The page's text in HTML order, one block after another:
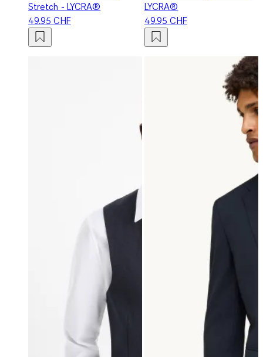
Stretch - LYCRA®
49.95 CHF
LYCRA®
49.95 CHF